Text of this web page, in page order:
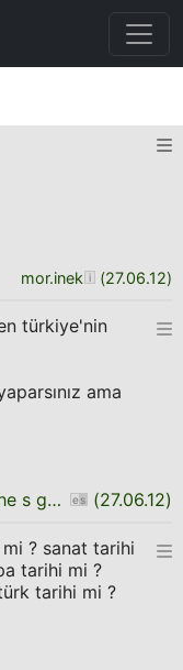
mor.inek (27.06.12)
türkiye'nin
ama
i was me but now he s gone (27.06.12)
? sanat tarihi
tarihi mi ?
tarihi mi ?